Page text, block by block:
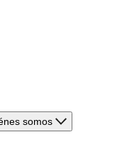
somos